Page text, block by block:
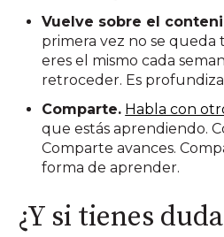
Vuelve sobre el
primera vez no se
eres el mismo cada
retroceder. Es
Comparte. Habla con
que estás aprendiendo.
Comparte avances.
forma de aprender.
¿Y si tienes